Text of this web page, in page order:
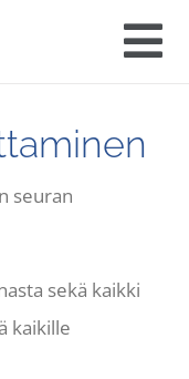
seuran
sekä kaikki
kaikille